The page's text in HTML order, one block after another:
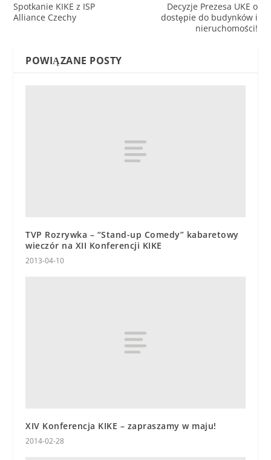
Spotkanie KIKE z ISP
Alliance Czechy
Decyzje Prezesa UKE o
dostępie do budynków i
nieruchomości!
POWIĄZANE POSTY
TVP Rozrywka – “Stand-up Comedy” kabaretowy
wieczór na XII Konferencji KIKE
2013-04-10
XIV Konferencja KIKE – zapraszamy w maju!
2014-02-28